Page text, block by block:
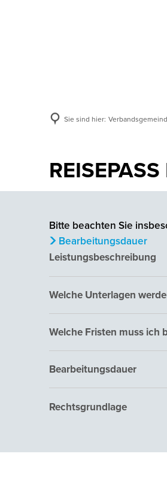
Sie sind hier:
Bitte beachten Sie
Bearbeitungsdauer
Leistungsbeschreibung
Welche Unterlagen
Welche Fristen muss ich
Bearbeitungsdauer
Rechtsgrundlage